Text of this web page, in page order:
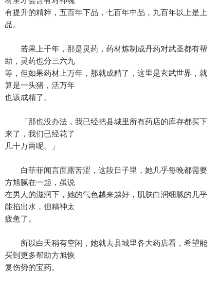
有提升的精粹，五百年下品，七百年中品，九百年以上是上
品。
若果上千年，那是灵药，药材炼制成丹药对武圣都有帮
助，灵药也分三六九
等，但如果药材上万年，那就成精了，这里是玄武世界，就
算是一头猪，活万年
也该成精了。
「那也没办法，我已经把县城里所有药店的库存都买下
来了，我们已经花了
几十万两呢。」
白菲菲闻言面露苦涩，这段日子里，她几乎每晚都需要
方旭腻在一起，虽说
在男人的滋润下，她的气色越来越好，肌肤白润细腻的几乎
能掐出水，但精神太
疲惫了。
所以白天稍有空闲，她就去县城里各大药店看，希望能
买到更多帮助方旭恢
复伤势的宝药。